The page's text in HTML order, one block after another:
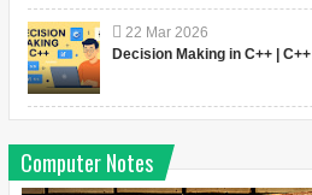
22 Mar 2026
Decision Making in C++ | C++
Computer Notes